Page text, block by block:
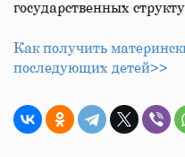
государственных
Как получить
последующих детей>>